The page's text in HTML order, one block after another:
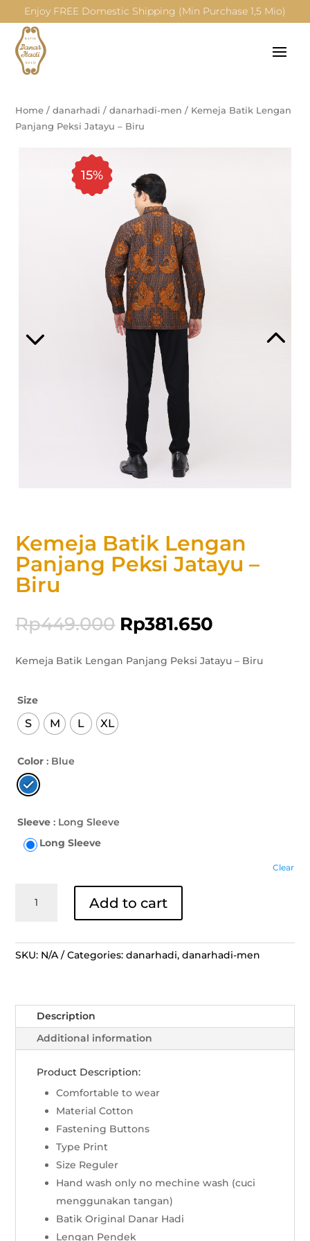
Enjoy FREE Domestic Shipping (Min Purchase 1,5 Mio)
Home /danarhadi /danarhadi-men / Kemeja Batik Lengan
Panjang Peksi Jatayu – Biru
15%
Kemeja Batik Lengan
Panjang Peksi Jatayu –
Biru
Rp449.000 Rp381.650
Kemeja Batik Lengan Panjang Peksi Jatayu – Biru
Size
S M L XL
Color : Blue
Sleeve : Long Sleeve
Long Sleeve
Clear
Batik
Peksi
Biru
quantity
Add to cart
SKU: N/A Categories: danarhadi,danarhadi-men
Description
Additional information
Product Description:
Comfortable to wear
Material Cotton
Fastening Buttons
Type Print
Size Reguler
Hand wash only no mechine wash (cuci
menggunakan tangan)
Batik Original Danar Hadi
Lengan Pendek